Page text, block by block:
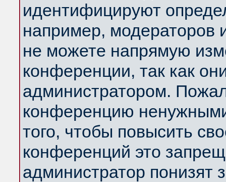
идентифицируют
например, модераторов
не можете напрямую
конференции, так как
администратором.
конференцию
того, чтобы повысить
конференций это
администратор понизят